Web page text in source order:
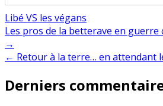
Libé VS les végans
Navigation
de
Les pros de la betterave en
→
← Retour à la terre… en attendant
Derniers